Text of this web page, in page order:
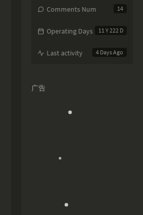
14
Comments Num
11 Y 222 D
Operating Days
4 Days Ago
Last activity
广告